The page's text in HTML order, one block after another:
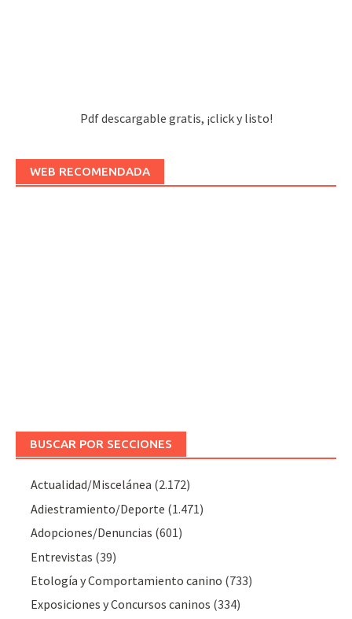
Pdf descargable gratis, ¡click y listo!
WEB RECOMENDADA
BUSCAR POR SECCIONES
Actualidad/Miscelánea (2.172)
Adiestramiento/Deporte (1.471)
Adopciones/Denuncias (601)
Entrevistas (39)
Etología y Comportamiento canino (733)
Exposiciones y Concursos caninos (334)